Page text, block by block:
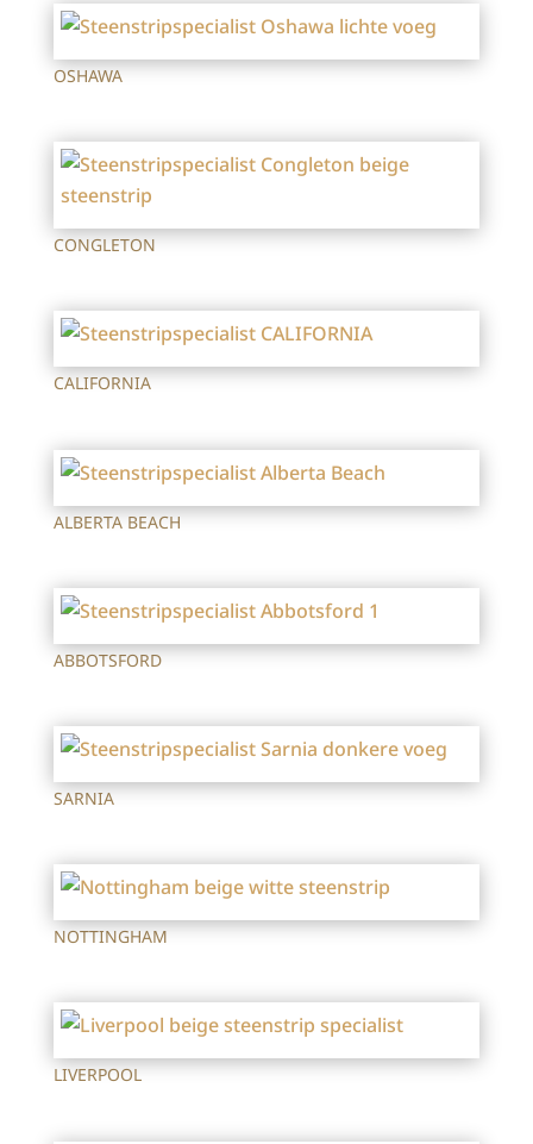
OSHAWA
CONGLETON
CALIFORNIA
ALBERTA BEACH
ABBOTSFORD
SARNIA
NOTTINGHAM
LIVERPOOL